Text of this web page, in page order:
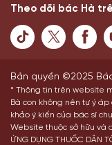
Theo dõi bác Hà
Bản quyền ©2025
* Thông tin trên website
Bà con không nên tự ý
khảo ý kiến của bác sĩ
Website thuộc sở hữu và
ỨNG DỤNG THUỐC DÂN